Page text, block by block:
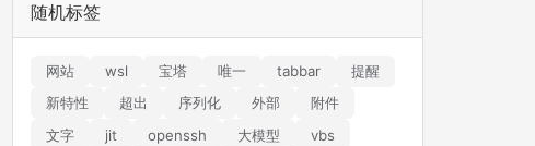
随机标签
网站 wsl 宝塔 唯一 tabbar
提醒
新特性
超出 序列化 外部
附件
文字
jit openssh 大模型
vbs